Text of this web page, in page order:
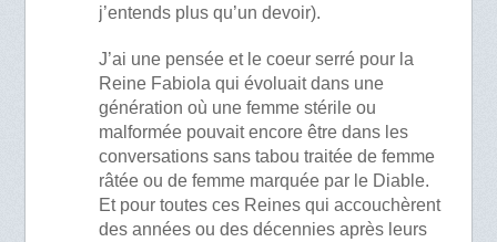
j’entends plus qu’un devoir).
J’ai une pensée et le coeur serré pour la
Reine Fabiola qui évoluait dans une
génération où une femme stérile ou
malformée pouvait encore être dans les
conversations sans tabou traitée de femme
râtée ou de femme marquée par le Diable.
Et pour toutes ces Reines qui accouchèrent
des années ou des décennies après leurs